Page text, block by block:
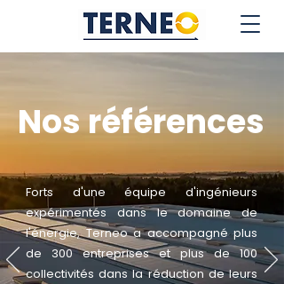
Nos références
Forts d'une équipe d'ingénieurs
expérimentés dans le domaine de
l'énergie, Terneo a accompagné plus
de 300 entreprises et plus de 100
collectivités dans la réduction de leurs